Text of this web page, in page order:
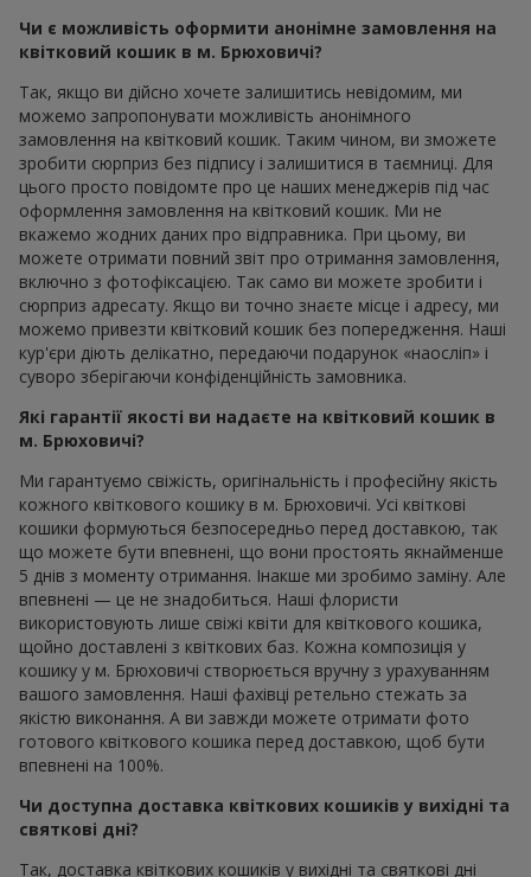
Чи є можливість оформити анонімне замовлення на
квітковий кошик в м. Брюховичі?
Так, якщо ви дійсно хочете залишитись невідомим, ми
можемо запропонувати можливість анонімного
замовлення на квітковий кошик. Таким чином, ви зможете
зробити сюрприз без підпису і залишитися в таємниці. Для
цього просто повідомте про це наших менеджерів під час
оформлення замовлення на квітковий кошик. Ми не
вкажемо жодних даних про відправника. При цьому, ви
можете отримати повний звіт про отримання замовлення,
включно з фотофіксацією. Так само ви можете зробити і
сюрприз адресату. Якщо ви точно знаєте місце і адресу, ми
можемо привезти квітковий кошик без попередження. Наші
кур'єри діють делікатно, передаючи подарунок «наосліп» і
суворо зберігаючи конфіденційність замовника.
Які гарантії якості ви надаєте на квітковий кошик в
м. Брюховичі?
Ми гарантуємо свіжість, оригінальність і професійну якість
кожного квіткового кошику в м. Брюховичі. Усі квіткові
кошики формуються безпосередньо перед доставкою, так
що можете бути впевнені, що вони простоять якнайменше
5 днів з моменту отримання. Інакше ми зробимо заміну. Але
впевнені — це не знадобиться. Наші флористи
використовують лише свіжі квіти для квіткового кошика,
щойно доставлені з квіткових баз. Кожна композиція у
кошику у м. Брюховичі створюється вручну з урахуванням
вашого замовлення. Наші фахівці ретельно стежать за
якістю виконання. А ви завжди можете отримати фото
готового квіткового кошика перед доставкою, щоб бути
впевнені на 100%.
Чи доступна доставка квіткових кошиків у вихідні та
святкові дні?
Так, доставка квіткових кошиків у вихідні та святкові дні